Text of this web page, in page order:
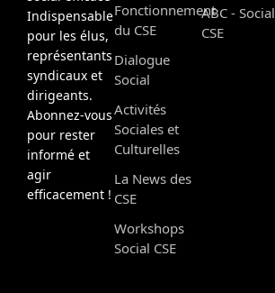
Indispensable
pour les élus,
représentants
syndicaux et
dirigeants.
Abonnez-vous
pour rester
informé et
agir
efficacement !
Fonctionnement
du CSE
Dialogue
Social
Activités
Sociales et
Culturelles
La News des
CSE
Workshops
Social CSE
ABC - Social
CSE